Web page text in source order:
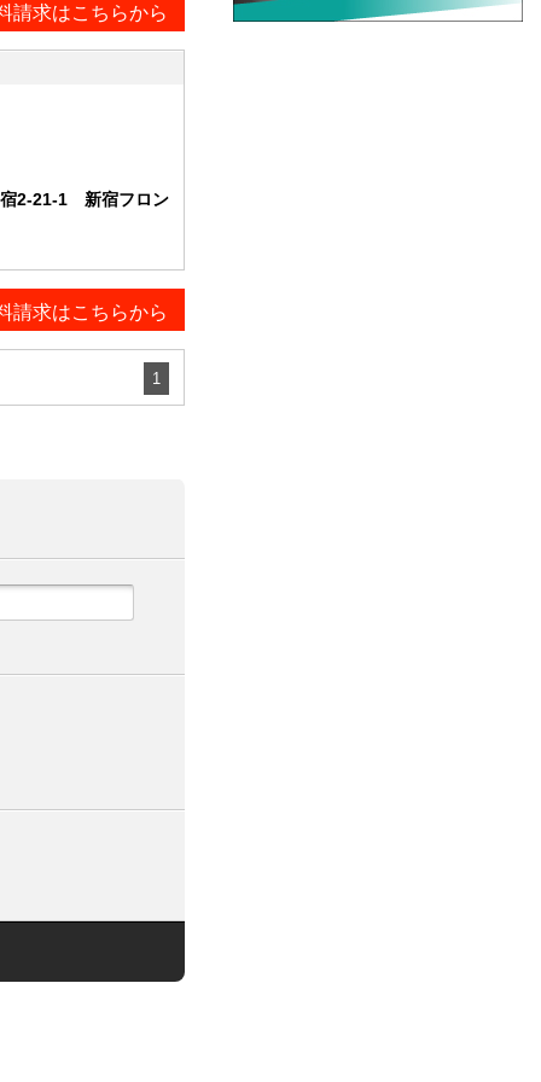
請求はこちらから
宿2-21-1 新宿フロン
請求はこちらから
1